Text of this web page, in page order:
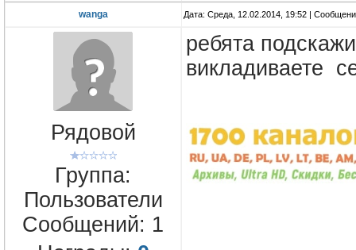
wanga Дата: Среда, 12.02.2014, 19:52 |
Рядовой
Группа:
Пользователи
Сообщений: 1
ребята
викладиваете